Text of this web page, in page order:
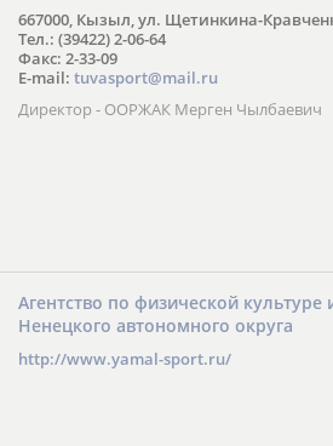
667000, Кызыл, ул. Щетинкина-
Тел.: (39422) 2-06-64
Факс: 2-33-09
E-mail: tuvasport@mail.ru
Директор - ООРЖАК Мерген Чылбаевич
Агентство по физической культуре
Ненецкого автономного округа
http://www.yamal-sport.ru/